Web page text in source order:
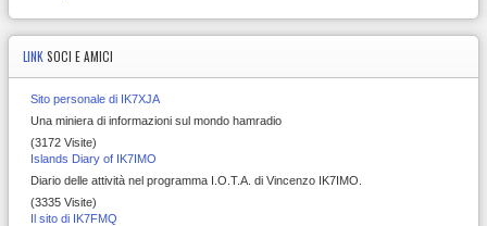
LINK SOCI E AMICI
Sito personale di IK7XJA
Una miniera di informazioni sul mondo hamradio
(3172 Visite)
Islands Diary of IK7IMO
Diario delle attività nel programma I.O.T.A. di Vincenzo IK7IMO.
(3335 Visite)
Il sito di IK7FMQ